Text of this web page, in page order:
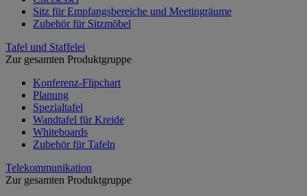
Sitz für Empfangsbereiche und Meetingräume
Zubehör für Sitzmöbel
Tafel und Staffelei
Zur gesamten Produktgruppe
Konferenz-Flipchart
Planung
Spezialtafel
Wandtafel für Kreide
Whiteboards
Zubehör für Tafeln
Telekommunikation
Zur gesamten Produktgruppe